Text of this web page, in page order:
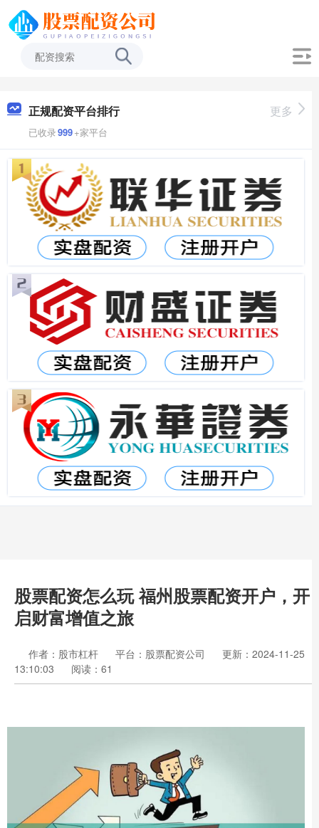
正规配资平台排行
已收录999+家平台
更多
股票配资怎么玩 福州股票配资开户，开
启财富增值之旅
作者：股市杠杆 平台：股票配资公司
更新：2024-11-25
13:10:03
阅读：61